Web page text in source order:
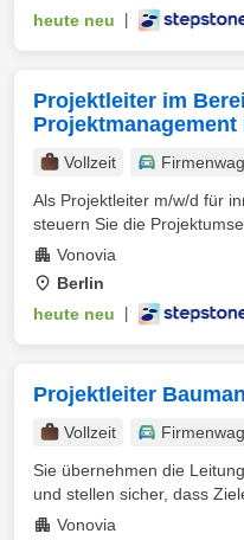
heute neu
Projektleiter im
Projektmanagement
Vollzeit
Als Projektleiter m/w/d für
steuern Sie die
Vonovia
Berlin
heute neu
Projektleiter
Vollzeit
Sie übernehmen die
und stellen sicher, dass
Vonovia